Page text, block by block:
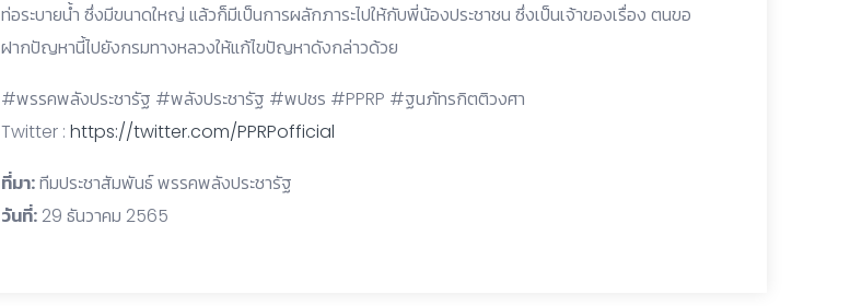
ท่อระบายน้ำ ซึ่งมีขนาดใหญ่ แล้วก็มีเป็นการผลักภาระไปให้กับพี่น้องประชาชน ซึ่งเป็นเจ้าของเรื่อง ตนขอ
ฝากปัญหานี้ไปยังกรมทางหลวงให้แก้ไขปัญหาดังกล่าวด้วย
#พรรคพลังประชารัฐ #พลังประชารัฐ #พปชร #PPRP #ฐนภัทรกิตติวงศา
Twitter : https://twitter.com/PPRPofficial
ที่มา:ทีมประชาสัมพันธ์ พรรคพลังประชารัฐ
วันที่: 29 ธันวาคม 2565